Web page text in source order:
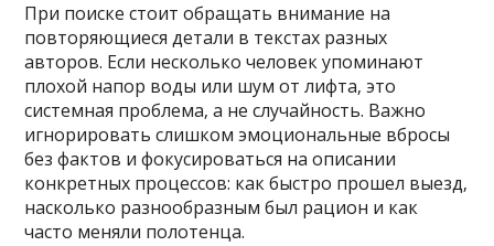
При поиске стоит обращать внимание на
повторяющиеся детали в текстах разных
авторов. Если несколько человек упоминают
плохой напор воды или шум от лифта‚ это
системная проблема‚ а не случайность. Важно
игнорировать слишком эмоциональные вбросы
без фактов и фокусироваться на описании
конкретных процессов: как быстро прошел выезд‚
насколько разнообразным был рацион и как
часто меняли полотенца.